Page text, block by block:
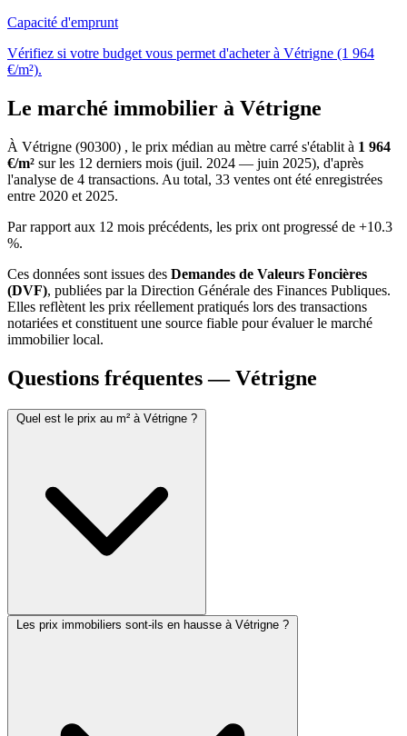
Capacité d'emprunt
Vérifiez si votre budget vous permet d'acheter à Vétrigne (1 964
€/m²).
Le marché immobilier à Vétrigne
À Vétrigne (90300) , le prix médian au mètre carré s'établit à 1 964
€/m² sur les 12 derniers mois (juil. 2024 — juin 2025), d'après
l'analyse de 4 transactions. Au total, 33 ventes ont été enregistrées
entre 2020 et 2025.
Par rapport aux 12 mois précédents, les prix ont progressé de +10.3
%.
Ces données sont issues des Demandes de Valeurs Foncières
(DVF), publiées par la Direction Générale des Finances Publiques.
Elles reflètent les prix réellement pratiqués lors des transactions
notariées et constituent une source fiable pour évaluer le marché
immobilier local.
Questions fréquentes — Vétrigne
Quel est le prix au m² à Vétrigne ?
Les prix immobiliers sont-ils en hausse à Vétrigne ?